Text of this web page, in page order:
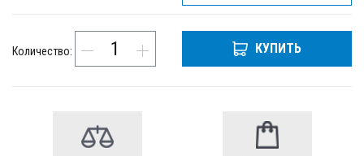
Количество: КУПИТЬ